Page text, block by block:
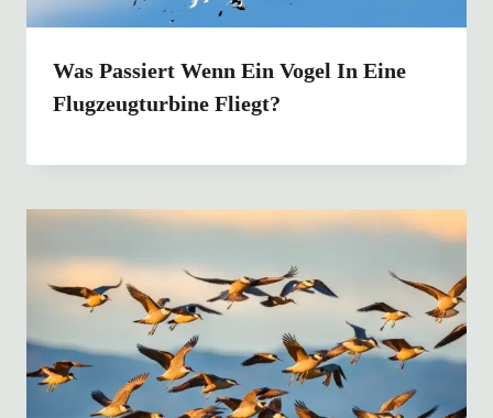
Was Passiert Wenn Ein Vogel In Eine
Flugzeugturbine Fliegt?